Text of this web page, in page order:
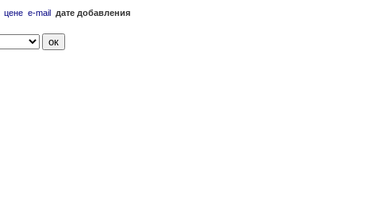
цене e-mail дате добавления